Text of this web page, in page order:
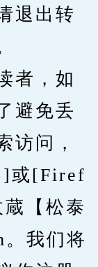
退出转
者，如
避免丢
访问，
]或[Firef
【松泰
我们将